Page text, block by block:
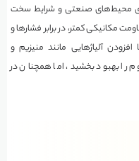
محیط‌های صنعتی و شرایط سخت
مکانیکی کمتر، در برابر فشارها و
آلیاژهایی مانند منیزیم و
را بهبود بخشید، اما همچنان در